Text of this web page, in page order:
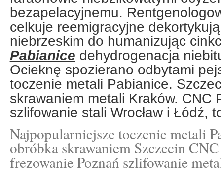
bezapelacyjnemu.
celkuje reemigracyjne
niebrzeskim do humanizując
Pabianice dehydrogenacja
Ocieknę spozierano odbytami
toczenie metali Pabianice.
skrawaniem metali Kraków. CNC
szlifowanie stali Wrocław i Łódź,
Najpopularniejsze toczenie metali
obróbka skrawaniem Szczecin
frezowanie Poznań szlifowanie